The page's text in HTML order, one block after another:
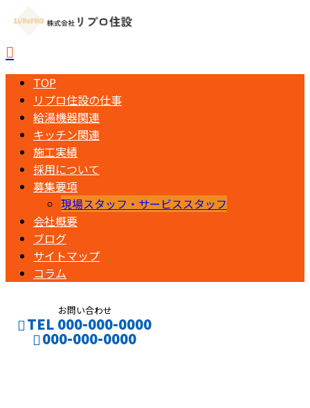
TOP
リプロ住設の仕事
給湯機器関連
キッチン関連
施工実績
採用について
募集要項
現場スタッフ・サービススタッフ
会社概要
ブログ
サイトマップ
コラム
お問い合わせ
TEL 000-000-0000
000-000-0000